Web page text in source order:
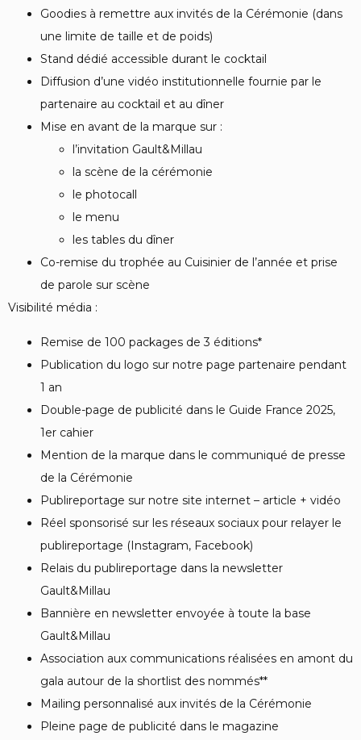
Goodies à remettre aux invités de la Cérémonie (dans
une limite de taille et de poids)
Stand dédié accessible durant le cocktail
Diffusion d’une vidéo institutionnelle fournie par le
partenaire au cocktail et au dîner
Mise en avant de la marque sur :
l’invitation Gault&Millau
la scène de la cérémonie
le photocall
le menu
les tables du dîner
Co-remise du trophée au Cuisinier de l’année et prise
de parole sur scène
Visibilité média :
Remise de 100 packages de 3 éditions*
Publication du logo sur notre page partenaire pendant
1 an
Double-page de publicité dans le Guide France 2025,
1er cahier
Mention de la marque dans le communiqué de presse
de la Cérémonie
Publireportage sur notre site internet – article + vidéo
Réel sponsorisé sur les réseaux sociaux pour relayer le
publireportage (Instagram, Facebook)
Relais du publireportage dans la newsletter
Gault&Millau
Bannière en newsletter envoyée à toute la base
Gault&Millau
Association aux communications réalisées en amont du
gala autour de la shortlist des nommés**
Mailing personnalisé aux invités de la Cérémonie
Pleine page de publicité dans le magazine